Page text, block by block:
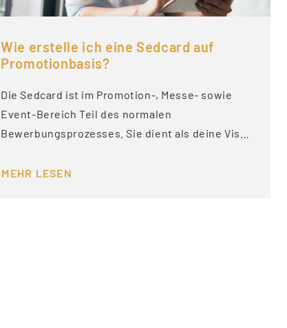
Wie erstelle ich eine Sedcard auf
Promotionbasis?
Die Sedcard ist im Promotion-, Messe- sowie
Event-Bereich Teil des normalen
Bewerbungsprozesses. Sie dient als deine Vis…
MEHR LESEN